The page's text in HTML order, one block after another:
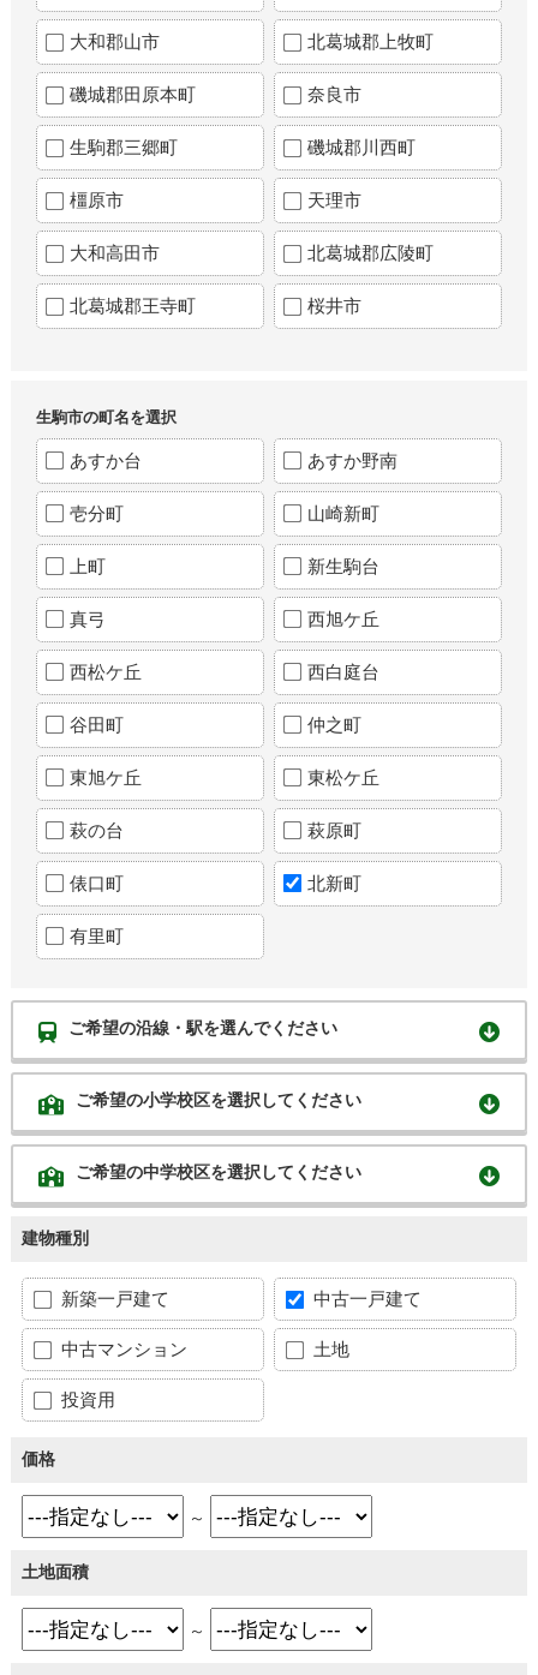
大和郡山市 北葛城郡上牧町
磯城郡田原本町 奈良市
生駒郡三郷町 磯城郡川西町
橿原市 天理市
大和高田市 北葛城郡広陵町
北葛城郡王寺町 桜井市
生駒市の町名を選択
あすか台 あすか野南
壱分町 山崎新町
上町 新生駒台
真弓 西旭ケ丘
西松ケ丘 西白庭台
谷田町 仲之町
東旭ケ丘 東松ケ丘
萩の台 萩原町
俵口町 北新町
有里町
ご希望の沿線・駅を選んでください
ご希望の小学校区を選択してください
ご希望の中学校区を選択してください
建物種別
新築一戸建て 中古一戸建て
中古マンション 土地
投資用
価格
～
土地面積
～